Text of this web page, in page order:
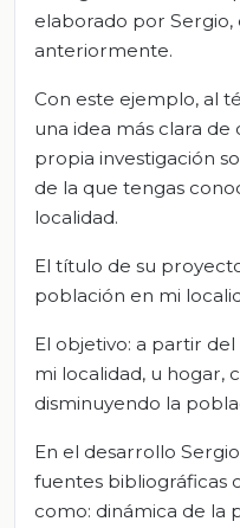
elaborado por Sergio,
anteriormente.
Con este ejemplo, al
una idea más clara
propia investigación
de la que tengas
localidad.
El título de su
población en mi
El objetivo: a partir
mi localidad, u hogar,
disminuyendo la
En el desarrollo
fuentes bibliográficas
como: dinámica de la